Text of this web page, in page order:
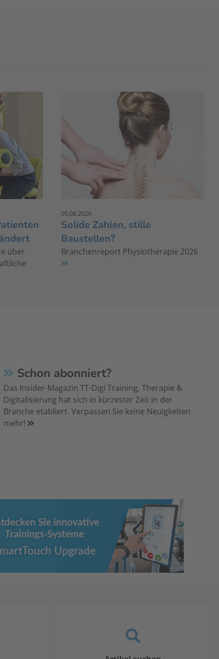
über
05.08.2026
Solide Zahlen, stille
Baustellen?
Branchenreport Physiotherapie 2026
Schon abonniert?
Das Insider-Magazin TT-Digi Training, Therapie &
Digitalisierung hat sich in kürzester Zeit in der
Branche etabliert. Verpassen Sie keine Neuigkeiten
mehr!